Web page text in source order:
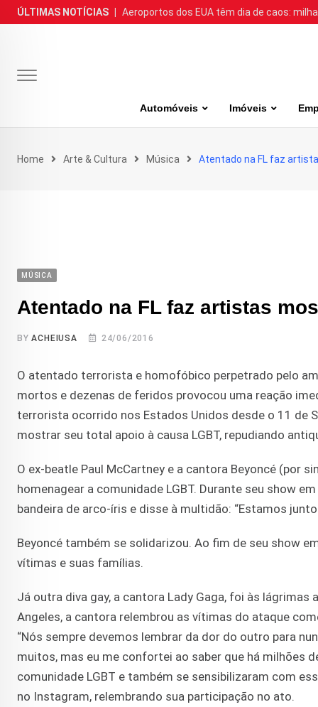
Skip
to
ÚLTIMAS NOTÍCIAS Aeroportos dos EUA têm dia de caos:
Automóveis Imóveis
Home Arte & Cultura Música Atentado na FL faz
MÚSICA
Atentado na FL faz artistas
BYACHEIUSA 24/06/2016
O atentado terrorista e homofóbico perpetrado pelo
mortos e dezenas de feridos provocou uma reação
terrorista ocorrido nos Estados Unidos desde o 11 de
mostrar seu total apoio à causa LGBT, repudiando
O ex-beatle Paul McCartney e a cantora Beyoncé (por
homenagear a comunidade LGBT. Durante seu show
bandeira de arco-íris e disse à multidão: “Estamos
Beyoncé também se solidarizou. Ao fim de seu show
vítimas e suas famílias.
Já outra diva gay, a cantora Lady Gaga, foi às
Angeles, a cantora relembrou as vítimas do ataque
“Nós sempre devemos lembrar da dor do outro para
muitos, mas eu me confortei ao saber que há milhões
comunidade LGBT e também se sensibilizaram com
no Instagram, relembrando sua participação no ato.